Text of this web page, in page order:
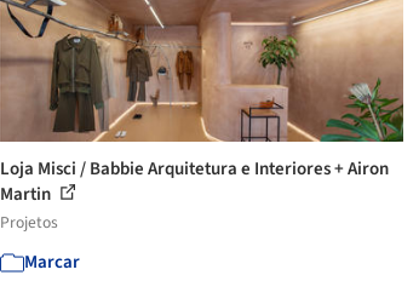
Loja Misci / Babbie Arquitetura e Interiores + Airon
Martin
Projetos
Marcar